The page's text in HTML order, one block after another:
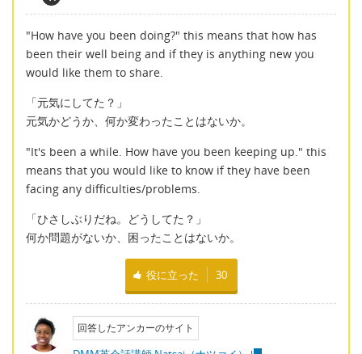
"How have you been doing?" this means that how has
been their well being and if they is anything new you
would like them to share.
「元気にしてた？」
元気かどうか、何か変わったことはないか。
"It's been a while. How have you been keeping up." this
means that you would like to know if they have been
facing any difficulties/problems.
「ひさしぶりだね。どうしてた？」
何か問題がないか、困ったことはないか。
役に立った 30
回答したアンカーのサイト